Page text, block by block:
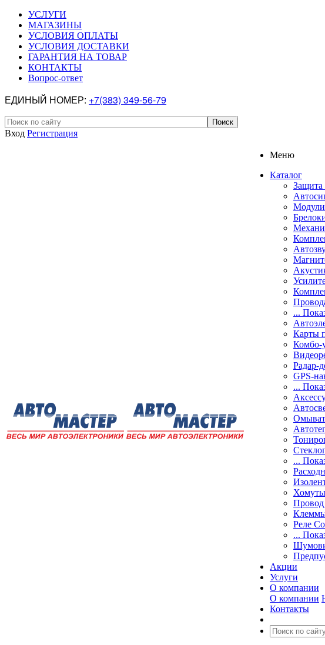
УСЛУГИ
МАГАЗИНЫ
УСЛОВИЯ ОПЛАТЫ
УСЛОВИЯ ДОСТАВКИ
ГАРАНТИЯ НА ТОВАР
КОНТАКТЫ
Вопрос-ответ
ЕДИНЫЙ НОМЕР: +7(383) 349-56-79
Вход Регистрация
Меню
Каталог
Защита
Модули
...
Карты
Комбо-
Радар-
GPS-
...
...
Хомуты
Реле
...
Акции
Услуги
О компании
О компании
Контакты